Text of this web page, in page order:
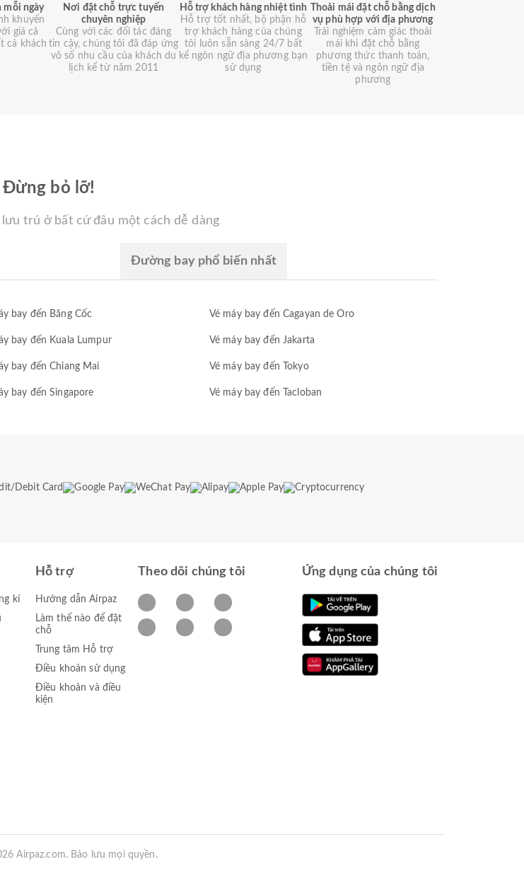
mỗi ngày
khuyến
giá cả
cả khách
Nơi đặt chỗ trực tuyến
chuyên nghiệp
Cùng với các đối tác đáng
tin cậy, chúng tôi đã đáp ứng
vô số nhu cầu của khách du
lịch kể từ năm 2011
Hỗ trợ khách hàng nhiệt tình
Hỗ trợ tốt nhất, bộ phận hỗ
trợ khách hàng của chúng
tôi luôn sẵn sàng 24/7 bất
kể ngôn ngữ địa phương bạn
sử dụng
Thoải mái đặt chỗ bằng dịch
vụ phù hợp với địa phương
Trải nghiệm cảm giác thoải
mái khi đặt chỗ bằng
phương thức thanh toán,
tiền tệ và ngôn ngữ địa
phương
Đừng bỏ lỡ!
trú ở bất cứ đâu một cách dễ dàng
Đường bay phổ biến nhất
bay đến Băng Cốc Vé máy bay đến Cagayan de Oro
bay đến Kuala Lumpur Vé máy bay đến Jakarta
bay đến Chiang Mai Vé máy bay đến Tokyo
bay đến Singapore Vé máy bay đến Tacloban
kí
Hỗ trợ
Hướng dẫn Airpaz
Làm thế nào để đặt
chỗ
Trung tâm Hỗ trợ
Điều khoản sử dụng
Điều khoản và điều
kiện
Theo dõi chúng tôi Ứng dụng của chúng tôi
Airpaz.com. Bảo lưu mọi quyền.